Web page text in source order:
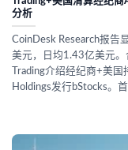
分析
CoinDesk Research报告
美元，日均1.43亿美元
Trading介绍经纪商+美
Holdings发行bStocks。